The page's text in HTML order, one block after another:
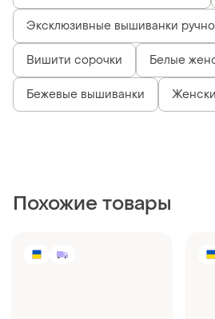
Эксклюзивные вышиванки
Вишити сорочки Белые
Бежевые вышиванки
Похожие товары